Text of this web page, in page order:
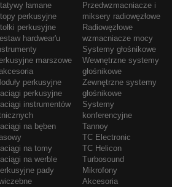
łamane
perkusyjne
perkusyjne
hardwear'u
marszowe
perkusyjne
perkusyjne
instrumentów
na bęben
na tomy
na werble
pady
Przedwzmacniacze i
miksery radiowęzłowe
Radiowęzłowe
wzmacniacze mocy
Systemy głośnikowe
Wewnętrzne systemy
głośnikowe
Zewnętrzne systemy
głośnikowe
Systemy
konferencyjne
Tannoy
TC Electronic
TC Helicon
Turbosound
Mikrofony
Akcesoria